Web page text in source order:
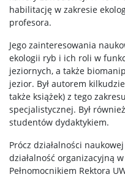
Intranet
Szkolenia
USOS
SAP
APD
habilitację w zakresie
profesora.
Jego zainteresowania
ekologii ryb i ich roli w
jeziornych, a także
jezior. Był autorem
także książek) z tego
specjalistycznej. Był
studentów dydaktykiem.
Prócz działalności
działalność organizacyjną
Pełnomocnikiem Rektora